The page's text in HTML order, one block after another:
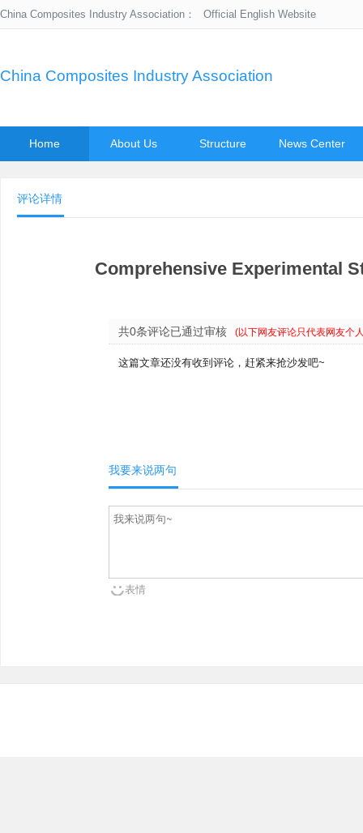
China Composites Industry Association： Official English Website
China Composites Industry Association
Home About Us Structure News Center
评论详情
Comprehensive Experimental
共0条评论已通过审核 (以下网友评论只代表网友个
这篇文章还没有收到评论，赶紧来抢沙发吧~
我要来说两句
表情